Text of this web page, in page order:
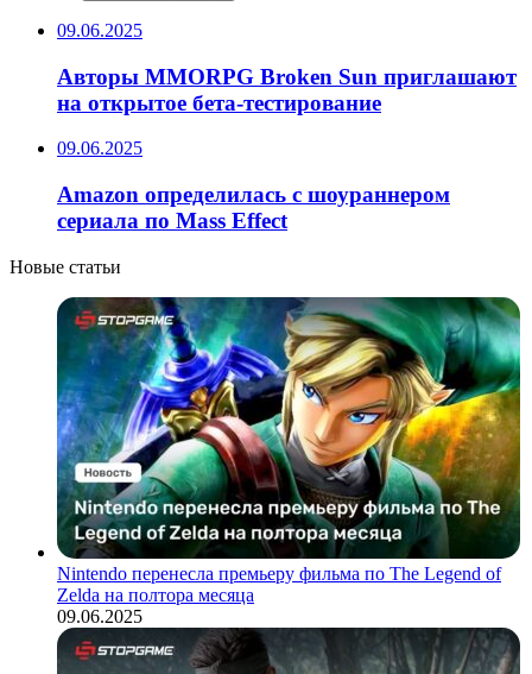
09.06.2025
Авторы MMORPG Broken Sun приглашают
на открытое бета-тестирование
09.06.2025
Amazon определилась с шоураннером
сериала по Mass Effect
Новые статьи
Nintendo перенесла премьеру фильма по The Legend of
Zelda на полтора месяца
09.06.2025